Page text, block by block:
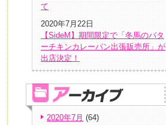
て
2020年7月22日
【SideM】期間限定で「冬馬のバタ
ーチキンカレーパン出張販売所」が
出店決定！
2020年7月 (64)